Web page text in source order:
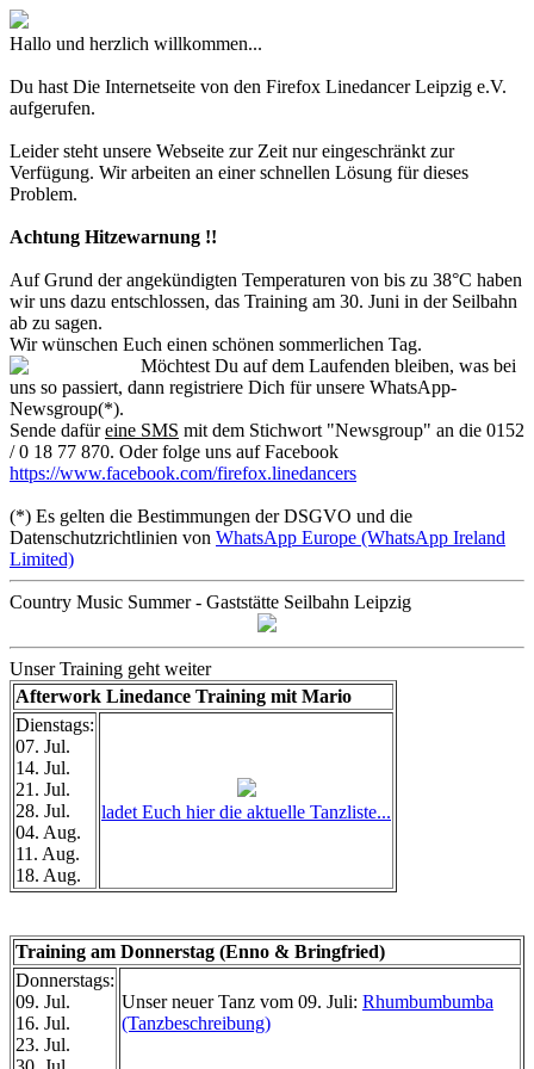
Hallo und herzlich willkommen...
Du hast Die Internetseite von den Firefox Linedancer Leipzig e.V.
aufgerufen.
Leider steht unsere Webseite zur Zeit nur eingeschränkt zur
Verfügung. Wir arbeiten an einer schnellen Lösung für dieses
Problem.
Achtung Hitzewarnung !!
Auf Grund der angekündigten Temperaturen von bis zu 38°C haben
wir uns dazu entschlossen, das Training am 30. Juni in der Seilbahn
ab zu sagen.
Wir wünschen Euch einen schönen sommerlichen Tag.
Möchtest Du auf dem Laufenden bleiben, was bei
uns so passiert, dann registriere Dich für unsere WhatsApp-
Newsgroup(*).
Sende dafüreine SMS mit dem Stichwort "Newsgroup" an die 0152
/ 0 18 77 870. Oder folge uns auf Facebook
https://www.facebook.com/firefox.linedancers
(*) Es gelten die Bestimmungen der DSGVO und die
Datenschutzrichtlinien von WhatsApp Europe (WhatsApp Ireland
Limited)
Country Music Summer - Gaststätte Seilbahn Leipzig
Unser Training geht weiter
Afterwork Linedance Training mit Mario
Dienstags:
07. Jul.
14. Jul.
21. Jul.
28. Jul.
04. Aug.
11. Aug.
18. Aug.
ladet Euch hier die aktuelle Tanzliste...
Training am Donnerstag (Enno & Bringfried)
Donnerstags:
09. Jul.
16. Jul.
23. Jul.
Unser neuer Tanz vom 09. Juli: Rhumbumbumba
(Tanzbeschreibung)